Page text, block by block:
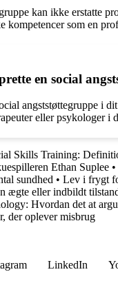
kan ikke erstatte
kompetencer som en
en social
angststøttegruppe i
eller psykologer
Skills Training:
Ethan Suplee •
sundhed • Lev i frygt
ægte eller indbildt
Hvordan det at
der oplever misbrug
LinkedIn